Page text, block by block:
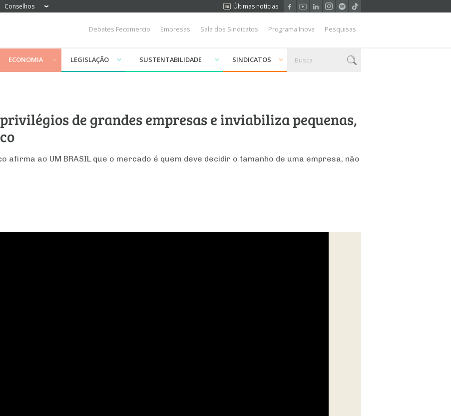
Conselhos Últimas notícias
Debates Fecomercio Empresas Sala dos Sindicatos Programa Inova Pesquisas
ECONOMIA LEGISLAÇÃO SUSTENTABILIDADE SINDICATOS
de grandes empresas e inviabiliza pequenas,
afirma ao UM BRASIL que o mercado é quem deve decidir o tamanho de uma empresa, não